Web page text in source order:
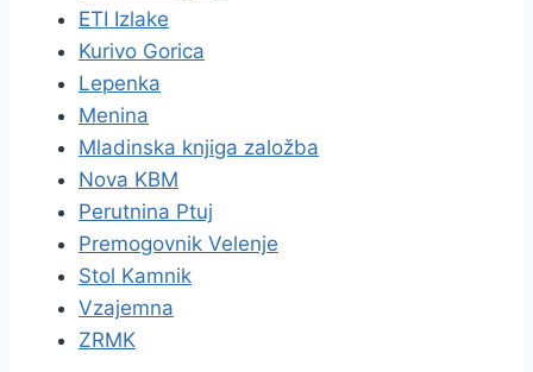
ETI Izlake
Kurivo Gorica
Lepenka
Menina
Mladinska knjiga založba
Nova KBM
Perutnina Ptuj
Premogovnik Velenje
Stol Kamnik
Vzajemna
ZRMK